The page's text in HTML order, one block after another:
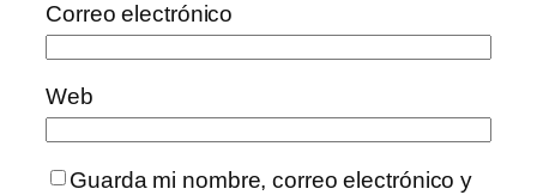
Correo electrónico
Web
Guarda mi nombre, correo electrónico y